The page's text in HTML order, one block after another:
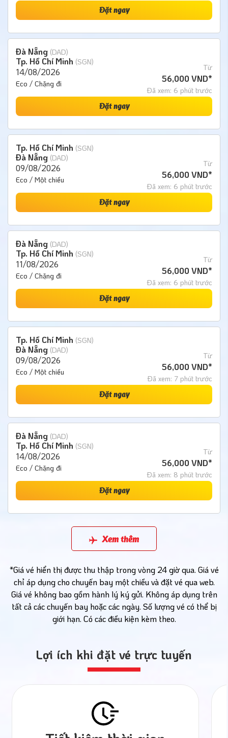
Đặt ngay
Đà Nẵng (DAD)
Tp. Hồ Chí Minh (SGN)
14/08/2026
Eco / Chặng đi
Từ
56,000 VND*
Đã xem: 6 phút trước
Đặt ngay
Tp. Hồ Chí Minh (SGN)
Đà Nẵng (DAD)
09/08/2026
Eco / Một chiều
Từ
56,000 VND*
Đã xem: 6 phút trước
Đặt ngay
Đà Nẵng (DAD)
Tp. Hồ Chí Minh (SGN)
11/08/2026
Eco / Chặng đi
Từ
56,000 VND*
Đã xem: 6 phút trước
Đặt ngay
Tp. Hồ Chí Minh (SGN)
Đà Nẵng (DAD)
09/08/2026
Eco / Một chiều
Từ
56,000 VND*
Đã xem: 7 phút trước
Đặt ngay
Đà Nẵng (DAD)
Tp. Hồ Chí Minh (SGN)
14/08/2026
Eco / Chặng đi
Từ
56,000 VND*
Đã xem: 8 phút trước
Đặt ngay
Xem thêm
*Giá vé hiển thị được thu thập trong vòng 24 giờ qua. Giá vé
chỉ áp dụng cho chuyến bay một chiều và đặt vé qua web.
Giá vé không bao gồm hành lý ký gửi. Không áp dụng trên
tất cả các chuyến bay hoặc các ngày. Số lượng vé có thể bị
giới hạn. Có các điều kiện kèm theo.
Lợi ích khi đặt vé trực tuyến